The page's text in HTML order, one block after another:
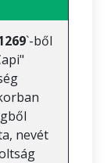
`-ből
nevét